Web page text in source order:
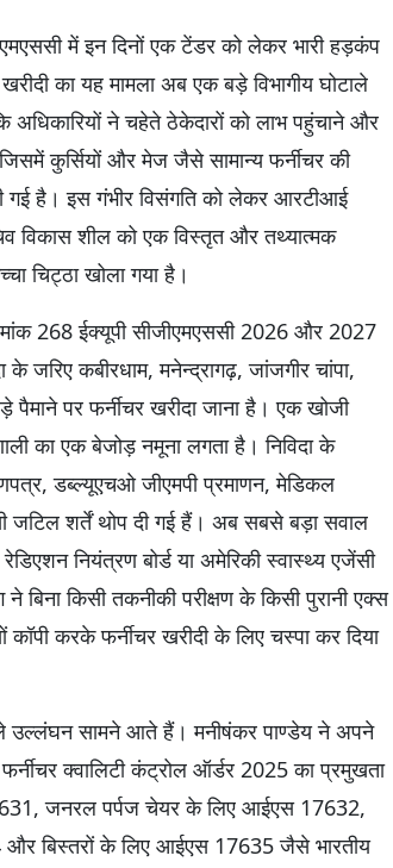
में इन दिनों एक टेंडर को लेकर भारी हड़कंप
का यह मामला अब एक बड़े विभागीय घोटाले
अधिकारियों ने चहेते ठेकेदारों को लाभ पहुंचाने और
कुर्सियों और मेज जैसे सामान्य फर्नीचर की
गई है। इस गंभीर विसंगति को लेकर आरटीआई
विकास शील को एक विस्तृत और तथ्यात्मक
चिट्ठा खोला गया है।
268 ईक्यूपी सीजीएमएससी 2026 और 2027
जरिए कबीरधाम, मनेन्द्रागढ़, जांजगीर चांपा,
पर फर्नीचर खरीदा जाना है। एक खोजी
का एक बेजोड़ नमूना लगता है। निविदा के
डब्ल्यूएचओ जीएमपी प्रमाणन, मेडिकल
जटिल शर्तें थोप दी गई हैं। अब सबसे बड़ा सवाल
नियंत्रण बोर्ड या अमेरिकी स्वास्थ्य एजेंसी
बिना किसी तकनीकी परीक्षण के किसी पुरानी एक्स
करके फर्नीचर खरीदी के लिए चस्पा कर दिया
उल्लंघन सामने आते हैं। मनीषंकर पाण्डेय ने अपने
फर्नीचर क्वालिटी कंट्रोल ऑर्डर 2025 का प्रमुखता
जनरल पर्पज चेयर के लिए आईएस 17632,
बिस्तरों के लिए आईएस 17635 जैसे भारतीय